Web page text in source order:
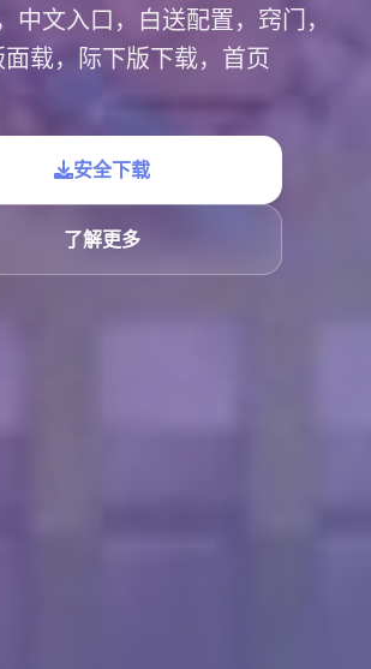
中文入口，白送配置，窍门，
面载，际下版下载，首页
安全下载
了解更多